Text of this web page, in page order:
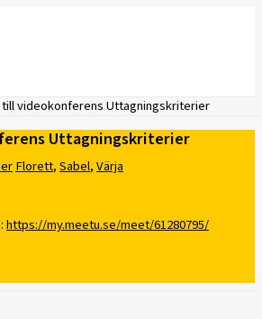
till videokonferens Uttagningskriterier
Uttagningskriterier
Florett,Sabel,Värja
https://my.meetu.se/meet/61280795/